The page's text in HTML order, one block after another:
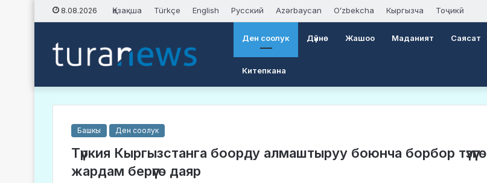
8.08.2026 Қазақша Türkçe English Русский Azərbaycan Oʻzbekcha Кыргызча Тоҷикӣ
Ден соолук Дүйнө Жашоо Маданият Саясат
Китепкана
Башкы Ден соолук
Түркия Кыргызстанга боорду алмаштыруу боюнча борбор түзүүгө
жардам берүүгө даяр